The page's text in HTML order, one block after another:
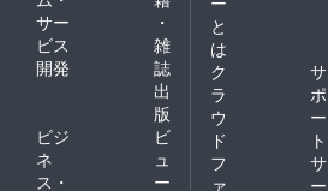
サー
ビス
開発
・
雑
誌
出
版
ビジ
ネ
ス・
ビ
ュ
ー
と
は
ク
ラ
ウ
ド
フ
ァ
サ
ポ
ー
ト
サ
ー